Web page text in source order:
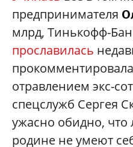
предпринимателя
млрд, Тинькофф-
прославилась
отравлением экс-
спецслужб Сергея
ужасно обидно,
родине не умеют